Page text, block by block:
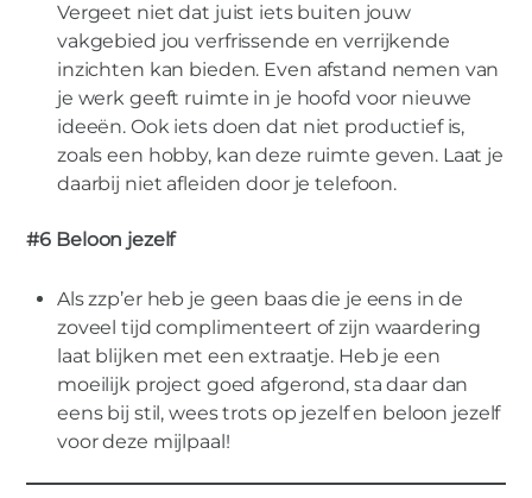
Vergeet niet dat juist iets buiten jouw
vakgebied jou verfrissende en verrijkende
inzichten kan bieden. Even afstand nemen van
je werk geeft ruimte in je hoofd voor nieuwe
ideeën. Ook iets doen dat niet productief is,
zoals een hobby, kan deze ruimte geven. Laat je
daarbij niet afleiden door je telefoon.
#6 Beloon jezelf
Als zzp’er heb je geen baas die je eens in de
zoveel tijd complimenteert of zijn waardering
laat blijken met een extraatje. Heb je een
moeilijk project goed afgerond, sta daar dan
eens bij stil, wees trots op jezelf en beloon jezelf
voor deze mijlpaal!